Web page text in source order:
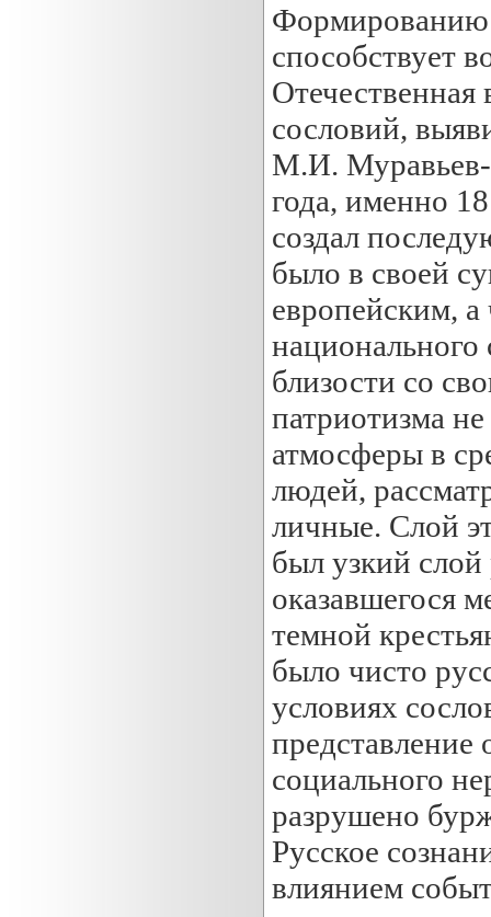
Формированию
способствует
сословий,
М.И.
года, именно
создал
было в своей
европейским,
национального
близости со
патриотизма
атмосферы в
людей,
личные. Слой
был узкий слой
оказавшегося
темной
было чисто
условиях
социального
разрушено
Русское
влиянием